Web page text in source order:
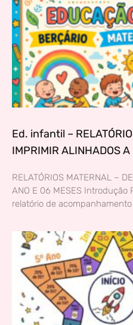
Ed. infantil –
IMPRIMIR ALINHADOS A
RELATÓRIOS MATERNAL –
ANO E 06 MESES
relatório de